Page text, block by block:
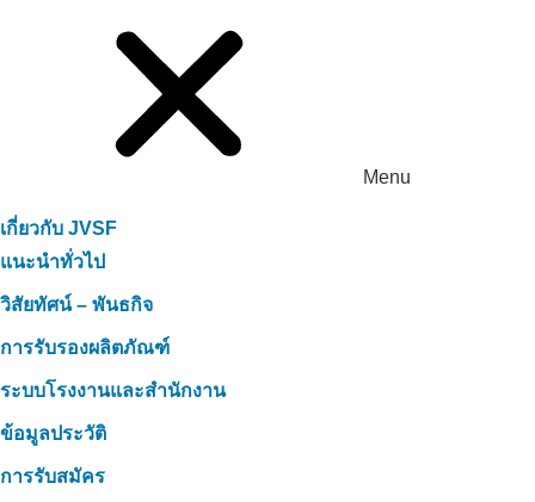
Menu
เกี่ยวกับ JVSF
แนะนำทั่วไป
วิสัยทัศน์ – พันธกิจ
การรับรองผลิตภัณฑ์
ระบบโรงงานและสำนักงาน
ข้อมูลประวัติ
การรับสมัคร